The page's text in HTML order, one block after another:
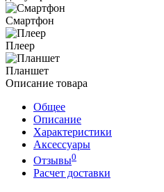
Смартфон
Плеер
Планшет
Описание товара
Общее
Описание
Характеристики
Аксессуары
Отзывы0
Расчет доставки